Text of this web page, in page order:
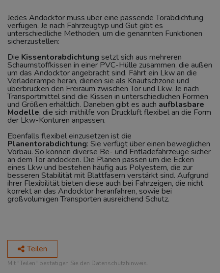
Jedes Andocktor muss über eine passende Torabdichtung
verfügen. Je nach Fahrzeugtyp und Gut gibt es
unterschiedliche Methoden, um die genannten Funktionen
sicherzustellen:
Die Kissentorabdichtung setzt sich aus mehreren
Schaumstoffkissen in einer PVC-Hülle zusammen, die außen
um das Andocktor angebracht sind. Fährt ein Lkw an die
Verladerampe heran, dienen sie als Knautschzone und
überbrücken den Freiraum zwischen Tor und Lkw. Je nach
Transportmittel sind die Kissen in unterschiedlichen Formen
und Größen erhältlich. Daneben gibt es auch aufblasbare
Modelle, die sich mithilfe von Druckluft flexibel an die Form
der Lkw-Konturen anpassen.
Ebenfalls flexibel einzusetzen ist die
Planentorabdichtung: Sie verfügt über einen beweglichen
Vorbau. So können diverse Be- und Entladefahrzeuge sicher
an dem Tor andocken. Die Planen passen um die Ecken
eines Lkw und bestehen häufig aus Polyestern, die zur
besseren Stabilität mit Blattfasern verstärkt sind. Aufgrund
ihrer Flexibilität bieten diese auch bei Fahrzeigen, die nicht
korrekt an das Andocktor heranfahren, sowie bei
großvolumigen Transporten ausreichend Schutz.
Teilen
Mit "Teilen" bestätigen Sie den Datenschutzhinweis.